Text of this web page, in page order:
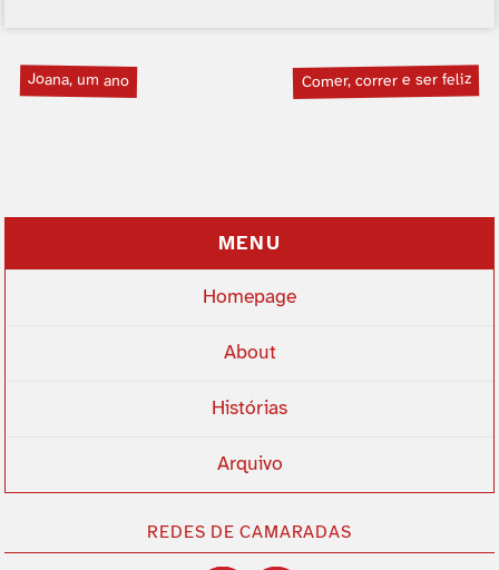
Joana, um ano Comer, correr e ser feliz
MENU
Homepage
About
Histórias
Arquivo
REDES DE CAMARADAS